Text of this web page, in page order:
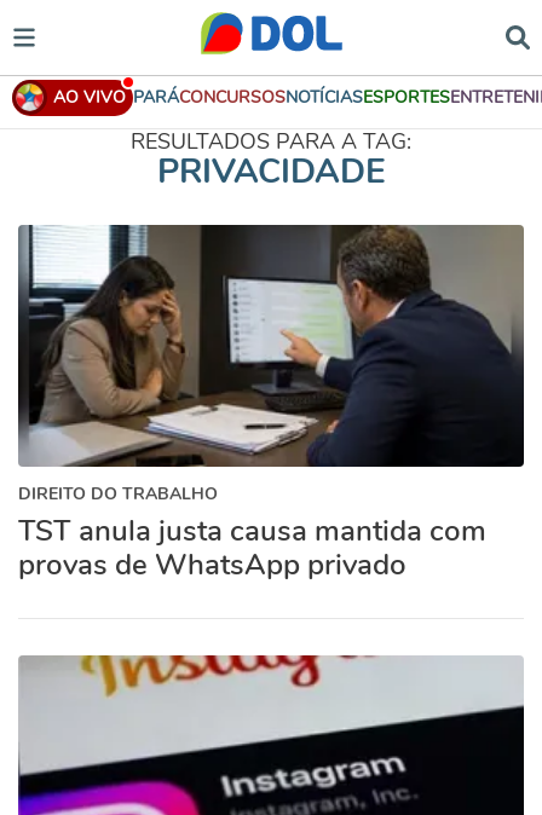
AO VIVO PARÁCONCURSOSNOTÍCIASESPORTES
RESULTADOS PARA A TAG:
PRIVACIDADE
DIREITO DO TRABALHO
TST anula justa causa mantida com
provas de WhatsApp privado